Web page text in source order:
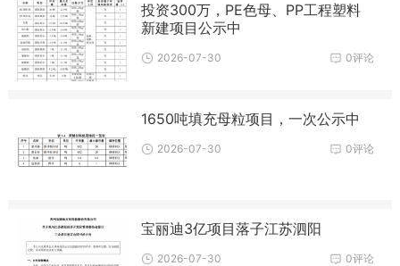
投资300万，PE色母、PP工程塑料
新建项目公示中
0评论
2026-07-30
1650吨填充母粒项目，一次公示中
0评论
2026-07-30
宝丽迪3亿项目落子江苏泗阳
0评论
2026-07-30